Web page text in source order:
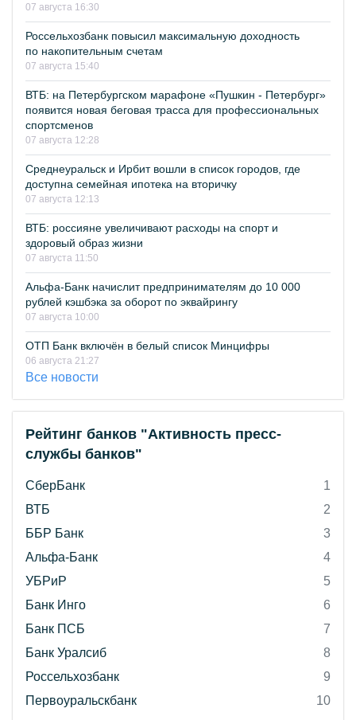
07 августа 16:30
Россельхозбанк повысил максимальную доходность
по накопительным счетам
07 августа 15:40
ВТБ: на Петербургском марафоне «Пушкин - Петербург»
появится новая беговая трасса для профессиональных
спортсменов
07 августа 12:28
Среднеуральск и Ирбит вошли в список городов, где
доступна семейная ипотека на вторичку
07 августа 12:13
ВТБ: россияне увеличивают расходы на спорт и
здоровый образ жизни
07 августа 11:50
Альфа-Банк начислит предпринимателям до 10 000
рублей кэшбэка за оборот по эквайрингу
07 августа 10:00
ОТП Банк включён в белый список Минцифры
06 августа 21:27
Все новости
Рейтинг банков "Активность пресс-
службы банков"
СберБанк
1
ВТБ
2
ББР Банк
3
Альфа-Банк
4
УБРиР
5
Банк Инго
6
Банк ПСБ
7
Банк Уралсиб
8
Россельхозбанк
9
Первоуральскбанк
10